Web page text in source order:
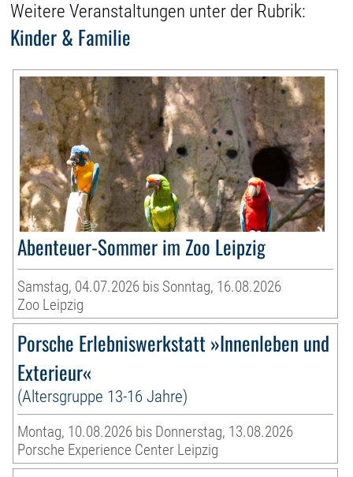
Weitere Veranstaltungen unter der Rubrik:
Kinder & Familie
Abenteuer-Sommer im Zoo Leipzig
Samstag, 04.07.2026 bis Sonntag, 16.08.2026
Zoo Leipzig
Porsche Erlebniswerkstatt »Innenleben und
Exterieur«
(Altersgruppe 13-16 Jahre)
Montag, 10.08.2026 bis Donnerstag, 13.08.2026
Porsche Experience Center Leipzig